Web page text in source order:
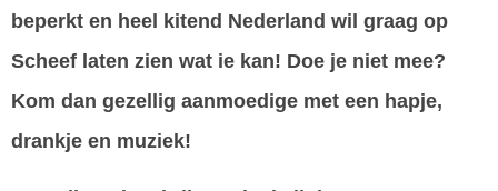
beperkt en heel kitend Nederland wil graag op
Scheef laten zien wat ie kan! Doe je niet mee?
Kom dan gezellig aanmoedige met een hapje,
drankje en muziek!